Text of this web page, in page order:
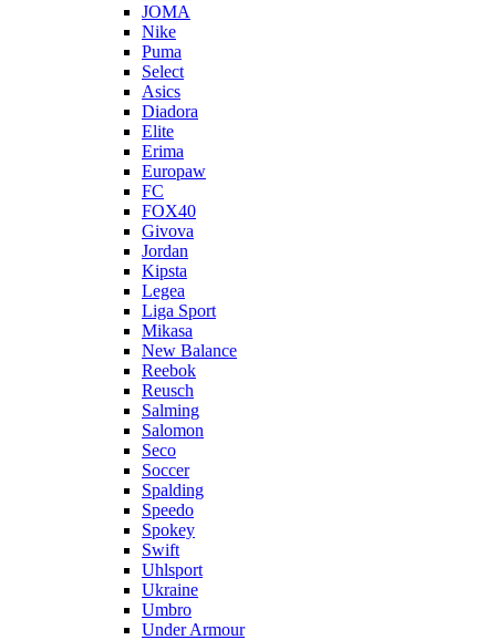
JOMA
Nike
Puma
Select
Asics
Diadora
Elite
Erima
Europaw
FC
FOX40
Givova
Jordan
Kipsta
Legea
Liga Sport
Mikasa
New Balance
Reebok
Reusch
Salming
Salomon
Seco
Soccer
Spalding
Speedo
Spokey
Swift
Uhlsport
Ukraine
Umbro
Under Armour